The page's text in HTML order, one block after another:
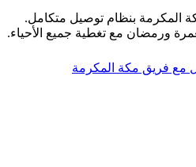
في مكة المكرمة بنظام توصيل متكامل.
ورمضان مع تغطية جميع الأحياء.
مع فريق مكة المكرمة